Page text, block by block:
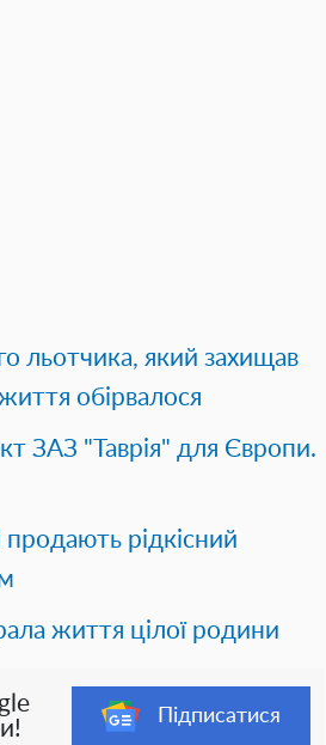
льотчика, який захищав
обірвалося
ЗАЗ "Таврія" для Європи.
продають рідкісний
життя цілої родини
Підписатися